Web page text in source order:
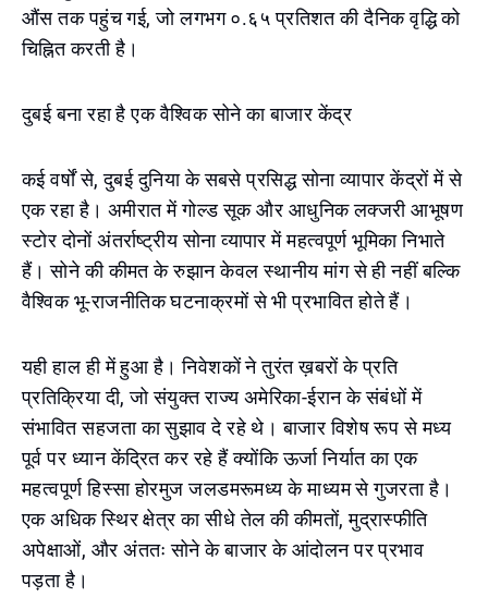
औंस तक पहुंच गई, जो लगभग ०.६५ प्रतिशत की दैनिक वृद्धि को
चिह्नित करती है।
दुबई बना रहा है एक वैश्विक सोने का बाजार केंद्र
कई वर्षों से, दुबई दुनिया के सबसे प्रसिद्ध सोना व्यापार केंद्रों में से
एक रहा है। अमीरात में गोल्ड सूक और आधुनिक लक्जरी आभूषण
स्टोर दोनों अंतर्राष्ट्रीय सोना व्यापार में महत्वपूर्ण भूमिका निभाते
हैं। सोने की कीमत के रुझान केवल स्थानीय मांग से ही नहीं बल्कि
वैश्विक भू-राजनीतिक घटनाक्रमों से भी प्रभावित होते हैं।
यही हाल ही में हुआ है। निवेशकों ने तुरंत ख़बरों के प्रति
प्रतिक्रिया दी, जो संयुक्त राज्य अमेरिका-ईरान के संबंधों में
संभावित सहजता का सुझाव दे रहे थे। बाजार विशेष रूप से मध्य
पूर्व पर ध्यान केंद्रित कर रहे हैं क्योंकि ऊर्जा निर्यात का एक
महत्वपूर्ण हिस्सा होरमुज जलडमरूमध्य के माध्यम से गुजरता है।
एक अधिक स्थिर क्षेत्र का सीधे तेल की कीमतों, मुद्रास्फीति
अपेक्षाओं, और अंततः सोने के बाजार के आंदोलन पर प्रभाव
पड़ता है।